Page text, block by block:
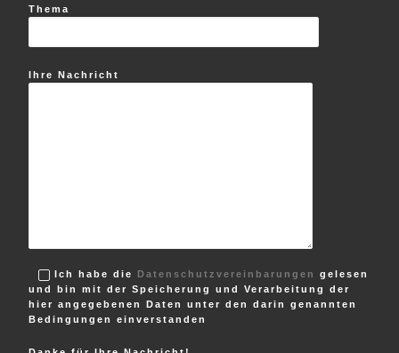
Thema
Ihre Nachricht
Ich habe die Datenschutzvereinbarungen
gelesen
und bin mit der Speicherung und Verarbeitung der
hier angegebenen Daten unter den darin genannten
Bedingungen einverstanden